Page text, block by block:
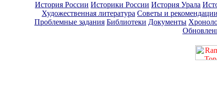
История России Историки России История Урала
Художественная литература Советы и
Проблемные задания Библиотеки Документы